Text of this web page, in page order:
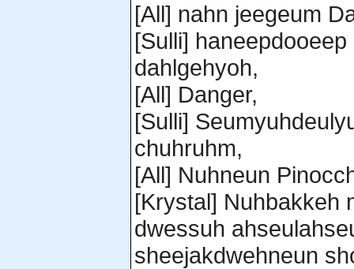
[All] nahn jeegeum
[Sulli]
dahlgehyoh,
[All] Danger,
[Sulli]
chuhruhm,
[All] Nuhneun
[Krystal] Nuhbakkeh
dwessuh
sheejakdwehneun